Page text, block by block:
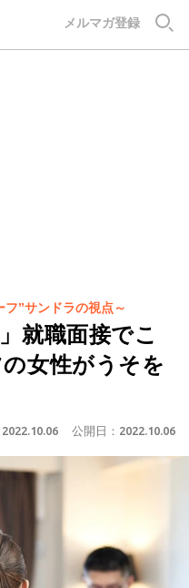
メルマガ登録
”サンドラの視点～
就職面接でこ
女性がうそを
2022.10.06 公開日： 2022.10.06